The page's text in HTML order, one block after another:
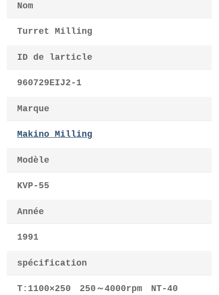
Nom
Turret Milling
ID de larticle
960729EIJ2-1
Marque
Makino Milling
Modèle
KVP-55
Année
1991
spécification
T:1100×250 250～4000rpm NT-40